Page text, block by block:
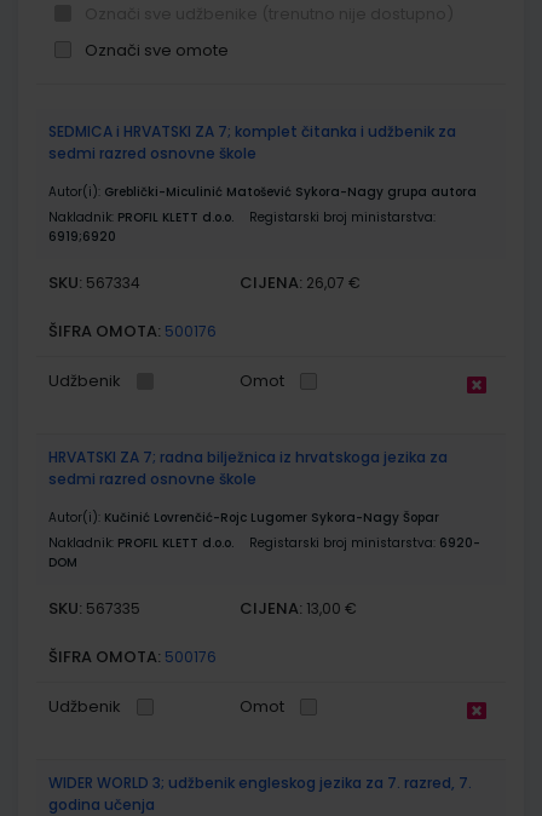
Označi sve omote
proizvodi
SEDMICA i HRVATSKI ZA 7; komplet čitanka i udžbenik za
sedmi razred osnovne škole
Autor(i): Greblički-Miculinić Matošević Sykora-Nagy grupa autora
Nakladnik: PROFIL KLETT d.o.o.
Registarski broj ministarstva:
6919;6920
SKU: 567334 CIJENA: 26,07 €
ŠIFRA OMOTA: 500176
Udžbenik Omot
HRVATSKI ZA 7; radna bilježnica iz hrvatskoga jezika za
sedmi razred osnovne škole
Autor(i): Kučinić Lovrenčić-Rojc Lugomer Sykora-Nagy Šopar
Nakladnik: PROFIL KLETT d.o.o. Registarski broj ministarstva: 6920-
DOM
SKU: 567335 CIJENA: 13,00 €
ŠIFRA OMOTA: 500176
Udžbenik Omot
WIDER WORLD 3; udžbenik engleskog jezika za 7. razred, 7.
godina učenja